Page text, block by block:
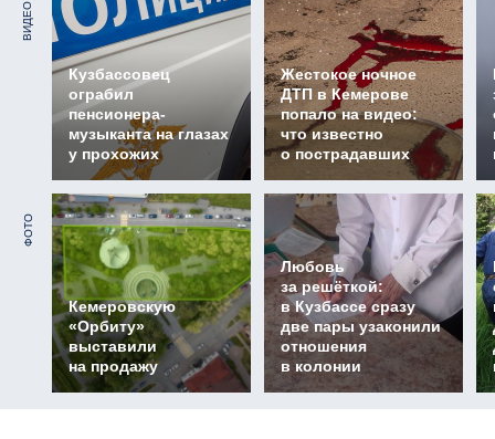
ВИДЕО
Кузбассовец
ограбил
пенсионера-
музыканта на глазах
у прохожих
Жестокое ночное
ДТП в Кемерове
попало на видео:
что известно
о пострадавших
ФОТО
Кемеровскую
«Орбиту»
выставили
на продажу
Любовь
за решёткой:
в Кузбассе сразу
две пары узаконили
отношения
в колонии